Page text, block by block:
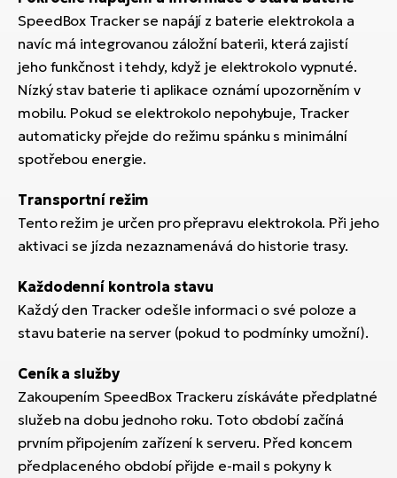
SpeedBox Tracker se napájí z baterie elektrokola a
navíc má integrovanou záložní baterii, která zajistí
jeho funkčnost i tehdy, když je elektrokolo vypnuté.
Nízký stav baterie ti aplikace oznámí upozorněním v
mobilu. Pokud se elektrokolo nepohybuje, Tracker
automaticky přejde do režimu spánku s minimální
spotřebou energie.
Transportní režim
Tento režim je určen pro přepravu elektrokola. Při jeho
aktivaci se jízda nezaznamenává do historie trasy.
Každodenní kontrola stavu
Každý den Tracker odešle informaci o své poloze a
stavu baterie na server (pokud to podmínky umožní).
Ceník a služby
Zakoupením SpeedBox Trackeru získáváte předplatné
služeb na dobu jednoho roku. Toto období začíná
prvním připojením zařízení k serveru. Před koncem
předplaceného období přijde e-mail s pokyny k